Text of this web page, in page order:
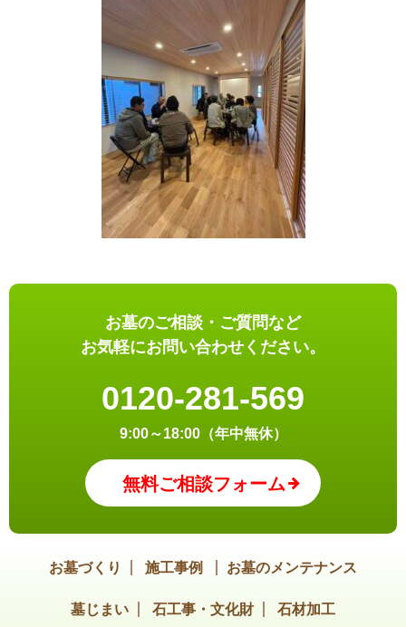
お墓のご相談・ご質問など
お気軽にお問い合わせください。
0120-281-569
9:00～18:00（年中無休）
無料ご相談フォーム
お墓づくり 施工事例 お墓のメンテナンス
墓じまい 石工事・文化財 石材加工